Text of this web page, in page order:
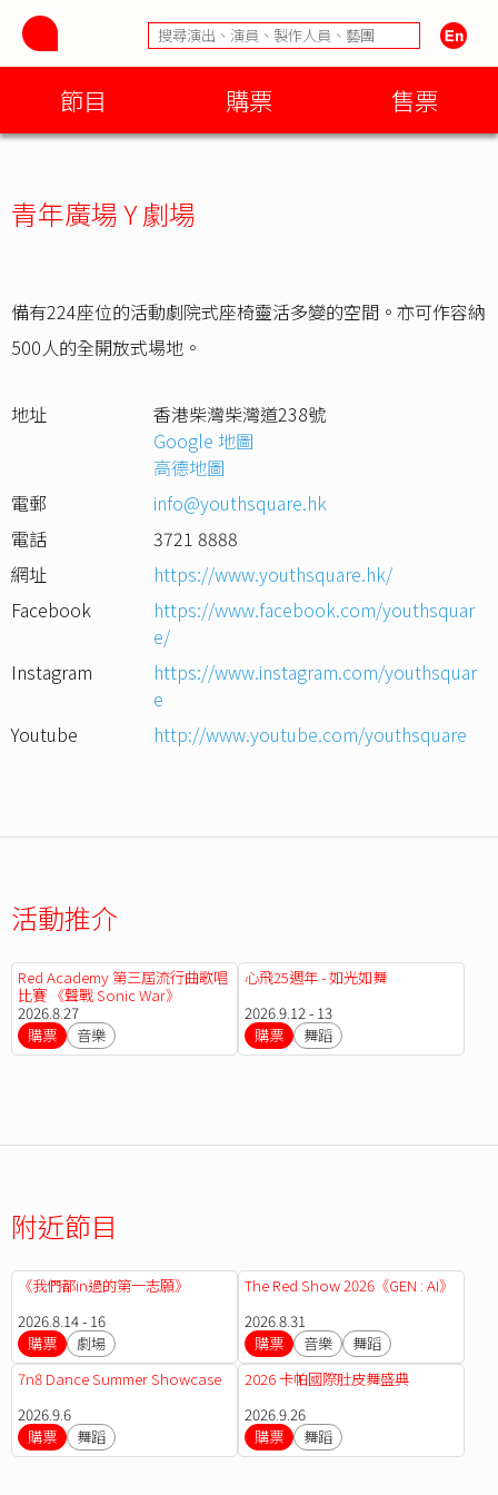
節目 購票 售票
青年廣場 Y 劇場
備有224座位的活動劇院式座椅靈活多變的空間。亦可作容納
500人的全開放式場地。
地址
香港柴灣柴灣道238號
Google 地圖
高德地圖
電郵
info@youthsquare.hk
電話
3721 8888
網址
https://www.youthsquare.hk/
Facebook
https://www.facebook.com/youthsquar
e/
Instagram
https://www.instagram.com/youthsquar
e
Youtube
http://www.youtube.com/youthsquare
活動推介
Red Academy 第三屆流行曲歌唱
比賽 《聲戰 Sonic War》
2026.8.27
購票
音樂
心飛25週年 - 如光如舞
2026.9.12 - 13
購票
舞蹈
附近節目
《我們都in過的第一志願》
2026.8.14 - 16
購票
劇場
The Red Show 2026《GEN : AI》
2026.8.31
購票
音樂
舞蹈
7n8 Dance Summer Showcase
2026.9.6
購票
舞蹈
2026 卡帕國際肚皮舞盛典
2026.9.26
購票
舞蹈